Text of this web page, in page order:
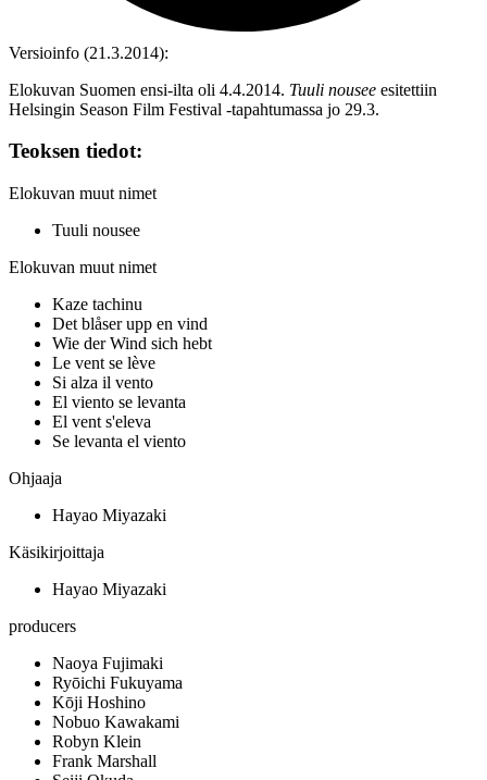
Versioinfo (21.3.2014):
Elokuvan Suomen ensi-ilta oli 4.4.2014. Tuuli nousee esitettiin
Helsingin Season Film Festival ‑tapahtumassa jo 29.3.
Teoksen tiedot:
Elokuvan muut nimet
Tuuli nousee
Elokuvan muut nimet
Kaze tachinu
Det blåser upp en vind
Wie der Wind sich hebt
Le vent se lève
Si alza il vento
El viento se levanta
El vent s'eleva
Se levanta el viento
Ohjaaja
Hayao Miyazaki
Käsikirjoittaja
Hayao Miyazaki
producers
Naoya Fujimaki
Ryōichi Fukuyama
Kōji Hoshino
Nobuo Kawakami
Robyn Klein
Frank Marshall